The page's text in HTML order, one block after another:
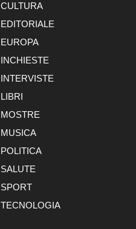
CULTURA
EDITORIALE
EUROPA
INCHIESTE
INTERVISTE
LIBRI
MOSTRE
MUSICA
POLITICA
SALUTE
SPORT
TECNOLOGIA